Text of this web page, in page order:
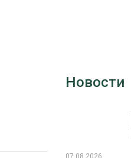
WOODEX-2021
СУШКА ДРЕВЕСИНЫ
Новости
07.08.2026